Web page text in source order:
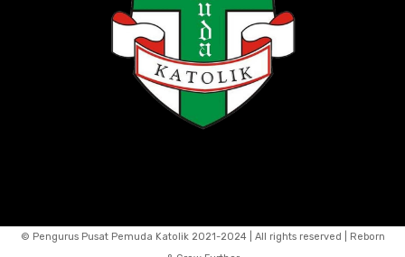
© Pengurus Pusat Pemuda Katolik 2021-2024 | All rights reserved | Reborn